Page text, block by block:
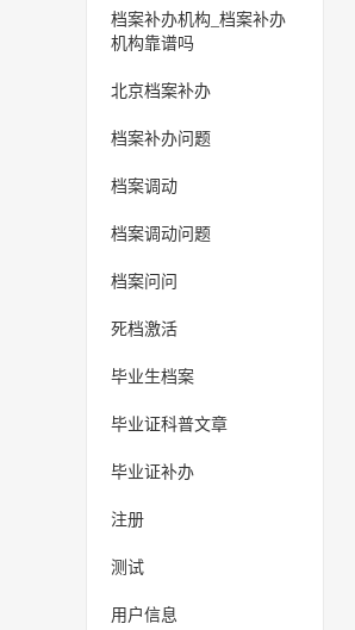
档案补办机构_档案补办
机构靠谱吗
北京档案补办
档案补办问题
档案调动
档案调动问题
档案问问
死档激活
毕业生档案
毕业证科普文章
毕业证补办
注册
测试
用户信息